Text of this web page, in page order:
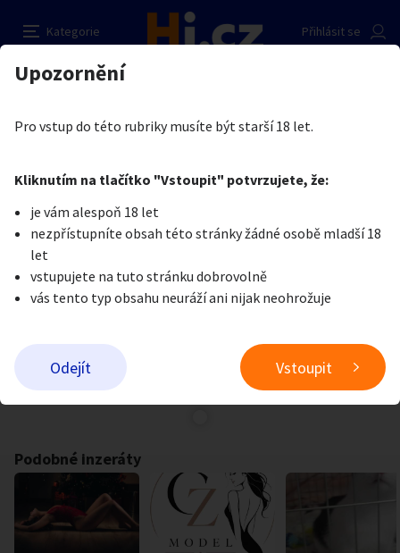
Kategorie
Přihlásit se
Auto-moto
Reality a bydlení Seznamka
Zvířata
Stroje a nářadí PC a elektro Sport a hobby
Sběratelství
Přidat inzerát
Erotika Práce v erotice
Je nám líto, ale tenhle inzerát již není aktuální.
Podobné inzeráty
Hledáme nové tváře
Prodávající
Pošlete uživateli zprávu
Nahlásit inzerát
Upozornění
Pro vstup do této rubriky musíte být starší 18 let.
Kliknutím na tlačítko "Vstoupit" potvrzujete, že:
je vám alespoň 18 let
nezpřístupníte obsah této stránky žádné osobě mladší 18
let
vstupujete na tuto stránku dobrovolně
vás tento typ obsahu neuráží ani nijak neohrožuje
Odejít Vstoupit